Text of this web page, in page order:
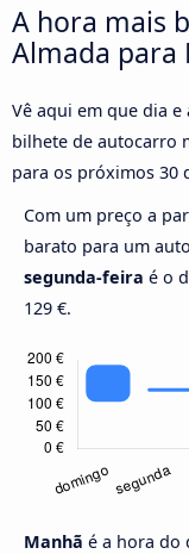
A hora mais
Almada para
Vê aqui em que dia
bilhete de autocarro
para os próximos 30
Com um preço a
barato para um
segunda-feira é o
129 €.
Manhã é a hora do